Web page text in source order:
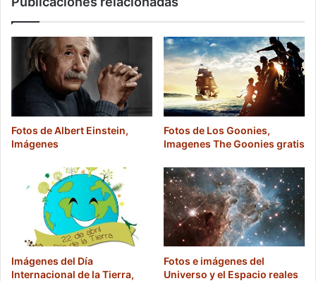
Fotos de Albert Einstein,
Imágenes
Fotos de Los Goonies,
Imagenes The Goonies gratis
Imágenes del Día
Internacional de la Tierra,
Fotos e imágenes del
Universo y el Espacio reales